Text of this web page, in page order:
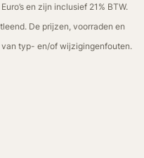
en zijn inclusief 21% BTW.
De prijzen, voorraden en
typ- en/of wijzigingenfouten.